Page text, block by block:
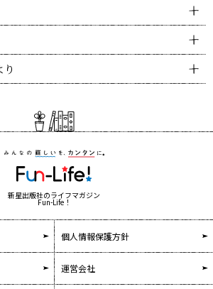
新星出版社のライフマガジン
Fun-Life！
個人情報保護方針
運営会社